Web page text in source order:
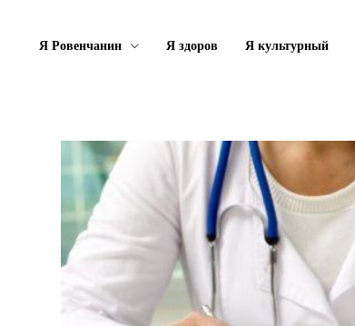
Я Ровенчанин Я здоров Я культурный